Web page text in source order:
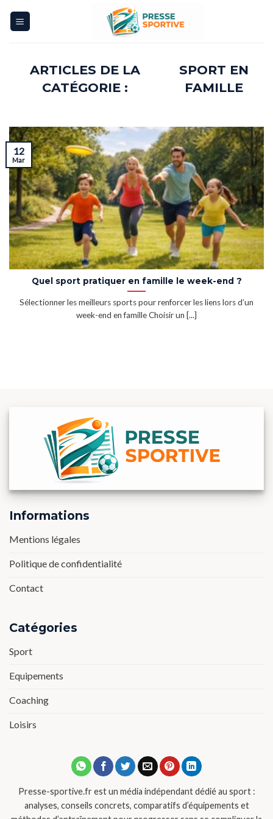
SPORT EN
FAMILLE
Quel sport pratiquer en famille le week-end ?
Sélectionner les meilleurs sports pour renforcer les liens lors d’un
week-end en famille Choisir un [...]
12
Mar
Informations
Mentions légales
Politique de confidentialité
Contact
Catégories
Sport
Equipements
Coaching
Loisirs
Presse-sportive.fr est un média indépendant dédié au sport :
analyses, conseils concrets, comparatifs d’équipements et